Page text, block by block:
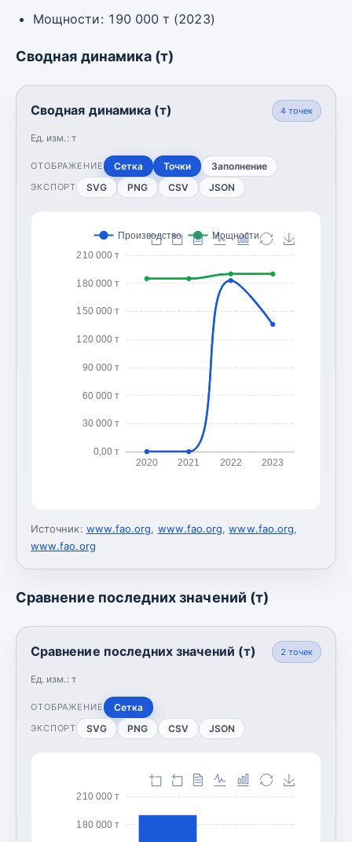
Мощности: 190 000 т (2023)
Сводная динамика (т)
Сводная динамика (т)
Ед. изм.: т
4точек
ОТОБРАЖЕНИЕ Сетка Точки Заполнение
ЭКСПОРТ SVG PNG CSV JSON
0,00 т
30 000 т
60 000 т
90 000 т
120 000 т
150 000 т
180 000 т
210 000 т
2020 2021 2022 2023
Производство Мощности
Источник: www.fao.org, www.fao.org,www.fao.org,
www.fao.org
Сравнение последних значений (т)
Сравнение последних значений (т)
Ед. изм.: т
2 точек
ОТОБРАЖЕНИЕ Сетка
ЭКСПОРТ SVG PNG CSV JSON
180 000 т
210 000 т